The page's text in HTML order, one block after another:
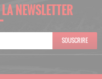
LA NEWSLETTER
SOUSCRIRE